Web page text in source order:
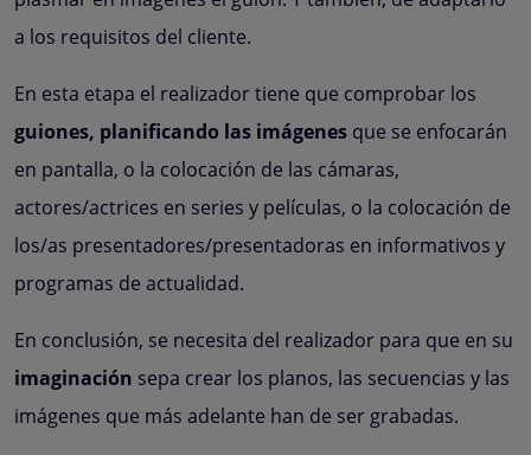
a los requisitos del cliente.
En esta etapa el realizador tiene que comprobar los
guiones, planificando las imágenes que se enfocarán
en pantalla, o la colocación de las cámaras,
actores/actrices en series y películas, o la colocación de
los/as presentadores/presentadoras en informativos y
programas de actualidad.
En conclusión, se necesita del realizador para que en su
imaginación sepa crear los planos, las secuencias y las
imágenes que más adelante han de ser grabadas.